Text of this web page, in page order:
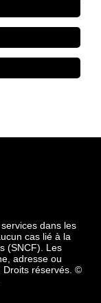
dans les
cas lié à la
(SNCF). Les
adresse ou
Droits réservés. ©